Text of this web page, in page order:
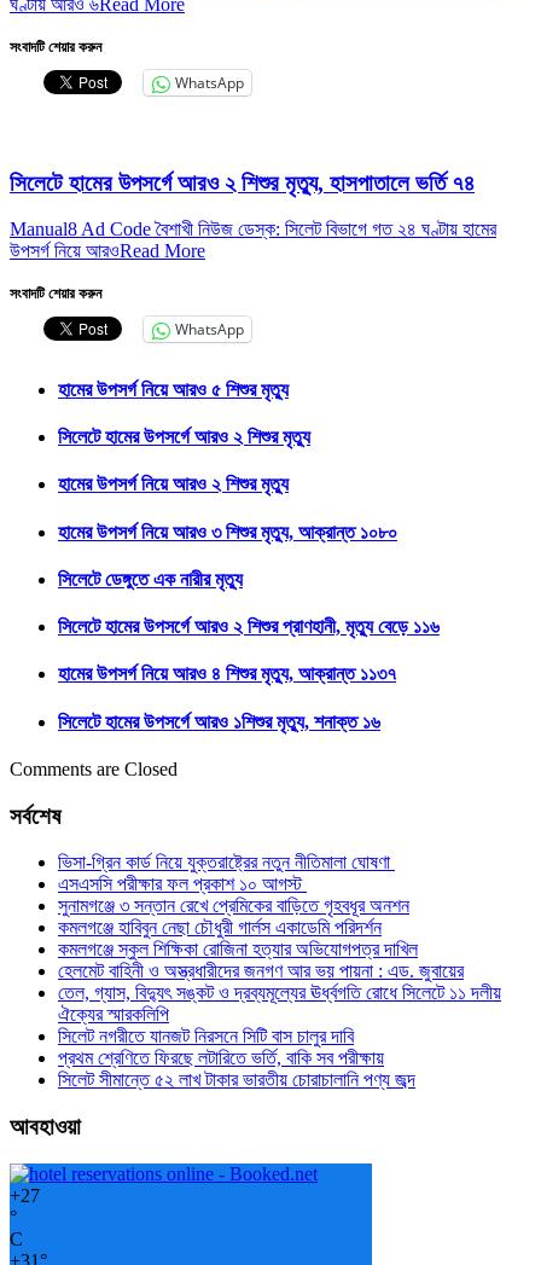
ঘণ্টায় আরও ৬Read More
সংবাদটি শেয়ার করুন
WhatsApp
সিলেটে হামের উপসর্গে আরও ২ শিশুর মৃত্যু, হাসপাতালে ভর্তি ৭৪
Manual8 Ad Code বৈশাখী নিউজ ডেস্ক: সিলেট বিভাগে গত ২৪ ঘণ্টায় হামের
উপসর্গ নিয়ে আরওRead More
সংবাদটি শেয়ার করুন
WhatsApp
হামের উপসর্গ নিয়ে আরও ৫ শিশুর মৃত্যু
সিলেটে হামের উপসর্গে আরও ২ শিশুর মৃত্যু
হামের উপসর্গ নিয়ে আরও ২ শিশুর মৃত্যু
হামের উপসর্গ নিয়ে আরও ৩ শিশুর মৃত্যু, আক্রান্ত ১০৮০
সিলেটে ডেঙ্গুতে এক নারীর মৃত্যু
সিলেটে হামের উপসর্গে আরও ২ শিশুর প্রাণহানী, মৃত্যু বেড়ে ১১৬
হামের উপসর্গ নিয়ে আরও ৪ শিশুর মৃত্যু, আক্রান্ত ১১৩৭
সিলেটে হামের উপসর্গে আরও ১শিশুর মৃত্যু, শনাক্ত ১৬
Comments are Closed
সর্বশেষ
ভিসা-গ্রিন কার্ড নিয়ে যুক্তরাষ্ট্রের নতুন নীতিমালা ঘোষণা
এসএসসি পরীক্ষার ফল প্রকাশ ১০ আগস্ট
সুনামগঞ্জে ৩ সন্তান রেখে প্রেমিকের বাড়িতে গৃহবধূর অনশন
কমলগঞ্জে হাবিবুন নেছা চৌধুরী গার্লস একাডেমি পরিদর্শন
কমলগঞ্জে স্কুল শিক্ষিকা রোজিনা হত্যার অভিযোগপত্র দাখিল
হেলমেট বাহিনী ও অস্ত্রধারীদের জনগণ আর ভয় পায়না : এড. জুবায়ের
তেল, গ্যাস, বিদ্যুৎ সঙ্কট ও দ্রব্যমূল্যের ঊর্ধ্বগতি রোধে সিলেটে ১১ দলীয়
ঐক্যের স্মারকলিপি
সিলেট নগরীতে যানজট নিরসনে সিটি বাস চালুর দাবি
প্রথম শ্রেণিতে ফিরছে লটারিতে ভর্তি, বাকি সব পরীক্ষায়
সিলেট সীমান্তে ৫২ লাখ টাকার ভারতীয় চোরাচালানি পণ্য জব্দ
আবহাওয়া
+27
°
C
+31°